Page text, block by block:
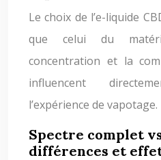
Le choix de l’e-liquide
que celui du
concentration et la
influencent
l’expérience de vapotage.
Spectre complet
différences et